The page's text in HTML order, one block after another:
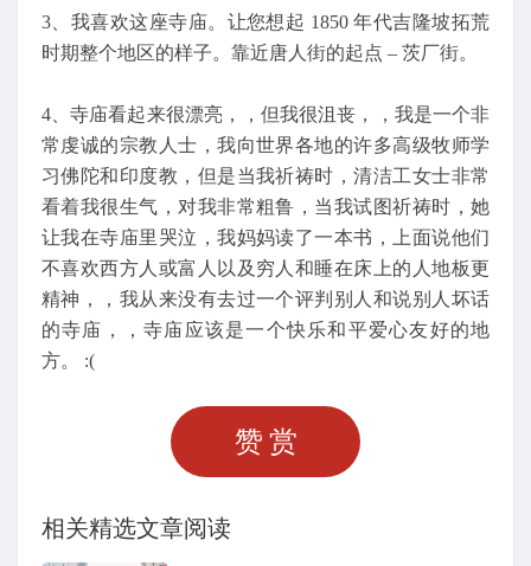
3、我喜欢这座寺庙。让您想起 1850 年代吉隆坡拓荒
时期整个地区的样子。靠近唐人街的起点 – 茨厂街。
4、寺庙看起来很漂亮，，但我很沮丧，，我是一个非
常虔诚的宗教人士，我向世界各地的许多高级牧师学
习佛陀和印度教，但是当我祈祷时，清洁工女士非常
看着我很生气，对我非常粗鲁，当我试图祈祷时，她
让我在寺庙里哭泣，我妈妈读了一本书，上面说他们
不喜欢西方人或富人以及穷人和睡在床上的人地板更
精神，，我从来没有去过一个评判别人和说别人坏话
的寺庙，，寺庙应该是一个快乐和平爱心友好的地
方。 :(
赞赏
相关精选文章阅读